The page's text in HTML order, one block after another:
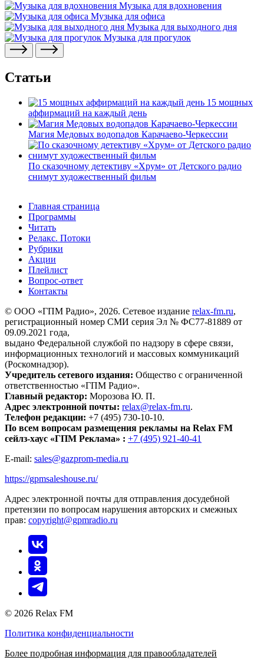
Музыка для вдохновения
Музыка для офиса
Музыка для выходного дня
Музыка для прогулок
Статьи
15 мощных
аффирмаций на каждый день
Магия Медовых водопадов Карачаево-Черкессии
По сказочному детективу «Хрум» от Детского радио
снимут художественный фильм
Главная страница
Программы
Читать
Релакс. Потоки
Рубрики
Акции
Плейлист
Вопрос-ответ
Контакты
© ООО «ГПМ Радио», 2026. Сетевое издание relax-fm.ru,
регистрационный номер СМИ серия Эл № ФС77-81889 от
09.09.2021 года,
выдано Федеральной службой по надзору в сфере связи,
информационных технологий и массовых коммуникаций
(Роскомнадзор).
Учредитель сетевого издания: Общество с ограниченной
ответственностью «ГПМ Радио».
Главный редактор: Морозова Ю. П.
Адрес электронной почты: relax@relax-fm.ru.
Телефон редакции: +7 (495) 730-10-10.
По всем вопросам размещения рекламы на Relax FM
сейлз-хаус «ГПМ Реклама» : +7 (495) 921-40-41
E-mail: sales@gazprom-media.ru
https://gpmsaleshouse.ru/
Адрес электронной почты для отправления досудебной
претензии по вопросам нарушения авторских и смежных
прав: copyright@gpmradio.ru
© 2026 Relax FM
Политика конфиденциальности
Более подробная информация для правообладателей